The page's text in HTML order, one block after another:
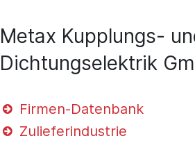
Metax Kupplungs-
Dichtungselektrik
Firmen-Datenbank
Zulieferindustrie